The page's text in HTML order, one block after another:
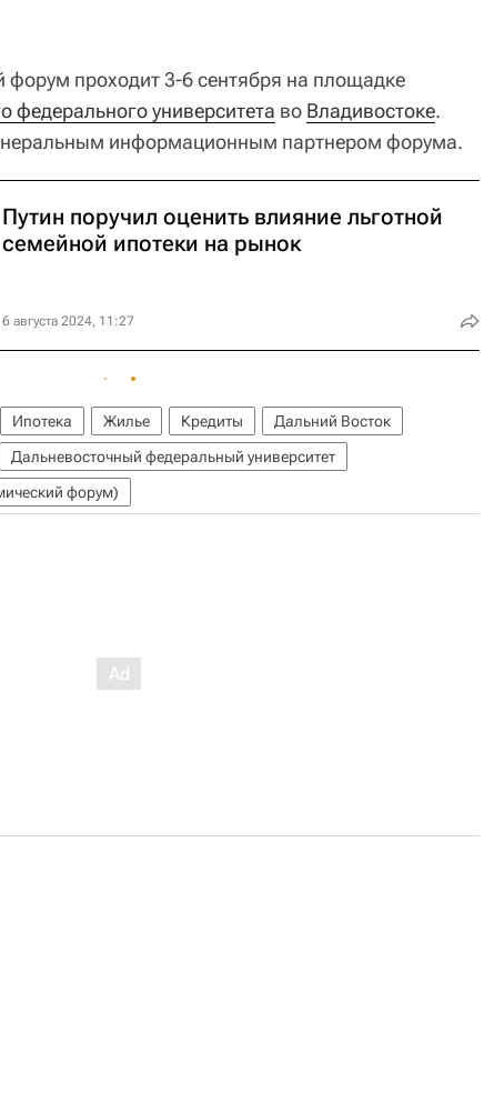
форум проходит 3-6 сентября на площадке
федерального университета во Владивостоке.
информационным партнером форума.
Путин поручил оценить влияние льготной
семейной ипотеки на рынок
6 августа 2024, 11:27
Ипотека Жилье Кредиты
Дальний Восток
Дальневосточный федеральный университет
форум)